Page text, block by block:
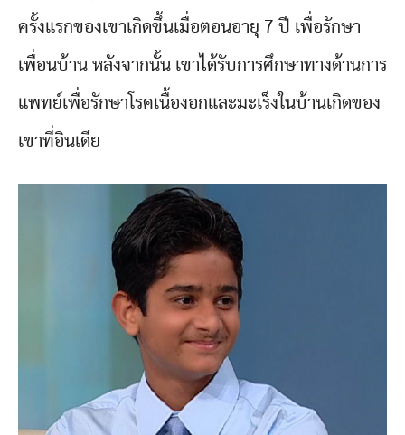
ครั้งแรกของเขาเกิดขึ้นเมื่อตอนอายุ 7 ปี เพื่อรักษา
เพื่อนบ้าน หลังจากนั้น เขาได้รับการศึกษาทางด้านการ
แพทย์เพื่อรักษาโรคเนื้องอกและมะเร็งในบ้านเกิดของ
เขาที่อินเดีย